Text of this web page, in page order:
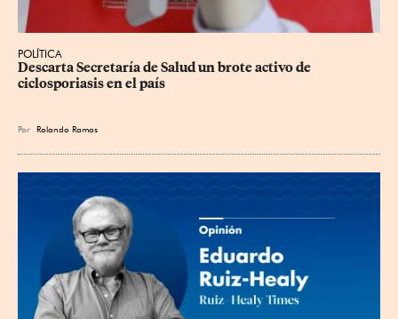
POLÍTICA
Descarta Secretaría de Salud un brote activo de
ciclosporiasis en el país
Por Rolando Ramos